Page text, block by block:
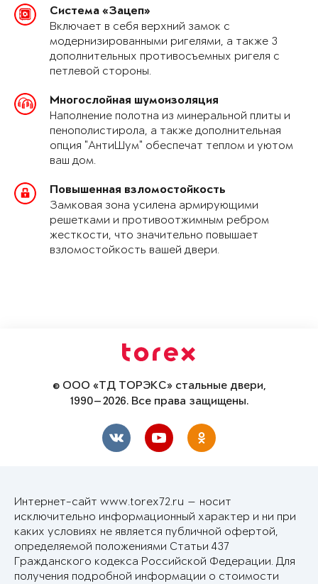
Система «Зацеп»
Включает в себя верхний замок с
модернизированными ригелями, а также 3
дополнительных противосъемных ригеля с
петлевой стороны.
Многослойная шумоизоляция
Наполнение полотна из минеральной плиты и
пенополистирола, а также дополнительная
опция "АнтиШум" обеспечат теплом и уютом
ваш дом.
Повышенная взломостойкость
Замковая зона усилена армирующими
решетками и противоотжимным ребром
жесткости, что значительно повышает
взломостойкость вашей двери.
© ООО «ТД ТОРЭКС» стальные двери,
1990—2026. Все права защищены.
Интернет-сайт www.torex72.ru — носит
исключительно информационный характер и ни при
каких условиях не является публичной офертой,
определяемой положениями Статьи 437
Гражданского кодекса Российской Федерации. Для
получения подробной информации о стоимости